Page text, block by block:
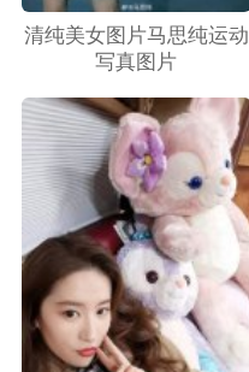
清纯美女图片马思纯运动
写真图片